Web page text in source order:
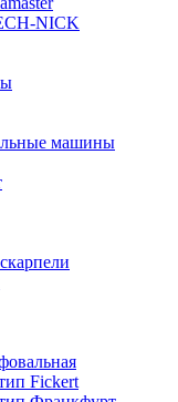
NICK
машины
Fickert